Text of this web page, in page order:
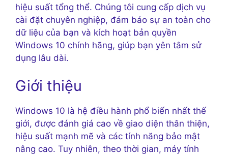
hiệu suất tổng thể. Chúng tôi cung cấp dịch vụ
cài đặt chuyên nghiệp, đảm bảo sự an toàn cho
dữ liệu của bạn và kích hoạt bản quyền
Windows 10 chính hãng, giúp bạn yên tâm sử
dụng lâu dài.
Giới thiệu
Windows 10 là hệ điều hành phổ biến nhất thế
giới, được đánh giá cao về giao diện thân thiện,
hiệu suất mạnh mẽ và các tính năng bảo mật
nâng cao. Tuy nhiên, theo thời gian, máy tính